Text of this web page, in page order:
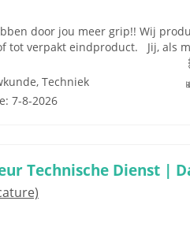
door jou meer grip!! Wij
tot verpakt eindproduct. Jij, als
Techniek
7-8-2026
Technische Dienst |